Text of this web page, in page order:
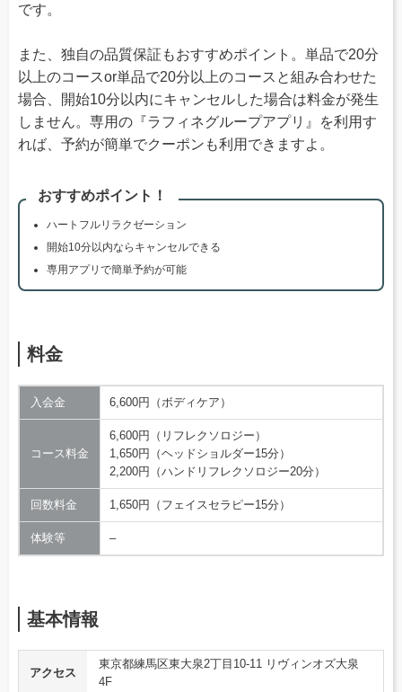
です。
また、独自の品質保証もおすすめポイント。単品で20分
以上のコースor単品で20分以上のコースと組み合わせた
場合、開始10分以内にキャンセルした場合は料金が発生
しません。専用の『ラフィネグループアプリ』を利用す
れば、予約が簡単でクーポンも利用できますよ。
おすすめポイント！
ハートフルリラクゼーション
開始10分以内ならキャンセルできる
専用アプリで簡単予約が可能
料金
入会金 6,600円（ボディケア）
コース料金
6,600円（リフレクソロジー）
1,650円（ヘッドショルダー15分）
2,200円（ハンドリフレクソロジー20分）
回数料金 1,650円（フェイスセラピー15分）
体験等 –
基本情報
アクセス
東京都練馬区東大泉2丁目10-11 リヴィンオズ大泉
4F